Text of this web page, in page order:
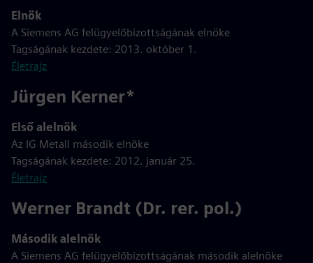
Elnök
A Siemens AG felügyelőbizottságának elnöke
Tagságának kezdete: 2013. október 1.
Életrajz
Jürgen Kerner*
Első alelnök
Az IG Metall második elnöke
Tagságának kezdete: 2012. január 25.
Életrajz
Werner Brandt (Dr. rer. pol.)
Második alelnök
A Siemens AG felügyelőbizottságának második alelnöke